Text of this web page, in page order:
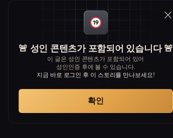
🚨 성인 콘텐츠가 포함되어 있습니다 🚨
이 글은 성인 콘텐츠가 포함되어 있어
성인인증 후에 볼 수 있습니다.
지금 바로 로그인 후 이 스토리를 만나보세요!
확인